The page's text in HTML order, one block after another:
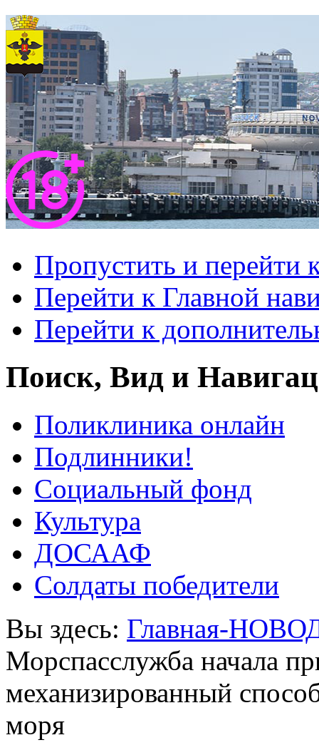
Пропустить и перейти
Перейти к Главной
Перейти к
Поиск, Вид и
Поликлиника онлайн
Подлинники!
Социальный фонд
Культура
ДОСААФ
Солдаты победители
Вы здесь: Главная-
Морспасслужба начала
механизированный
моря